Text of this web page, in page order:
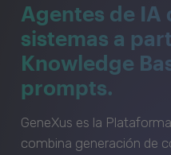
Agentes de IA
sistemas a
Knowledge
prompts.
GeneXus es la
combina generación de